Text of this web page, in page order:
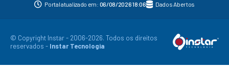
Portal atualizado em: 06/08/2026 18:06 Dados Abertos
© Copyright Instar - 2006-2026. Todos os direitos
reservados - Instar Tecnologia